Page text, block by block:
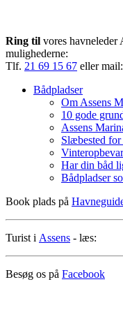
Ring til vores havneleder
mulighederne:
Tlf. 21 69 15 67 eller mail:
Bådpladser
Om Assens
10 gode
Assens
Slæbested
Har din båd
Bådpladser
Book plads på
Turist i Assens - læs:
Besøg os på Facebook